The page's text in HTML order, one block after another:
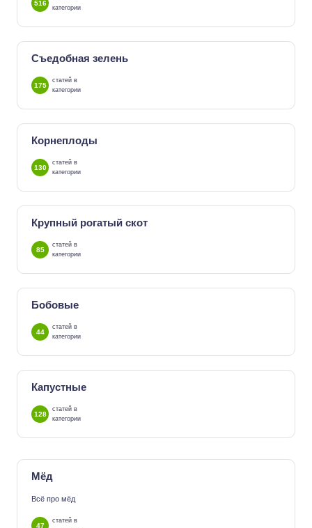
516
категории
Съедобная зелень
175
статей в
категории
Корнеплоды
130
статей в
категории
Крупный рогатый скот
85
статей в
категории
Бобовые
44
статей в
категории
Капустные
128
статей в
категории
Мёд
Всё про мёд
47
статей в